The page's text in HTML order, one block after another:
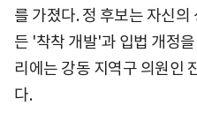
를 가졌다. 정 후보는 자신
든 '착착 개발'과 입법 개정
리에는 강동 지역구 의원인
다.